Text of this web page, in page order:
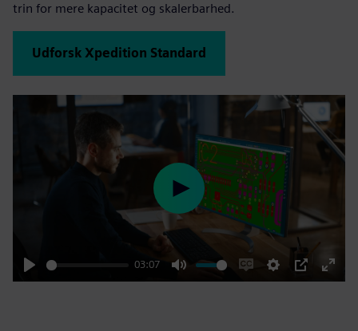
trin for mere kapacitet og skalerbarhed.
Udforsk Xpedition Standard
Play
03:07
Mute
EnableSettings
PIP
Enter
Play